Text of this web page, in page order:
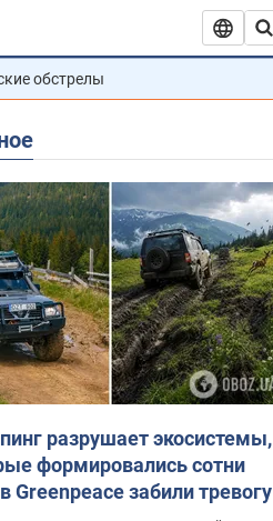
обстрелы
разрушает экосистемы,
формировались сотни
Greenpeace забили тревогу